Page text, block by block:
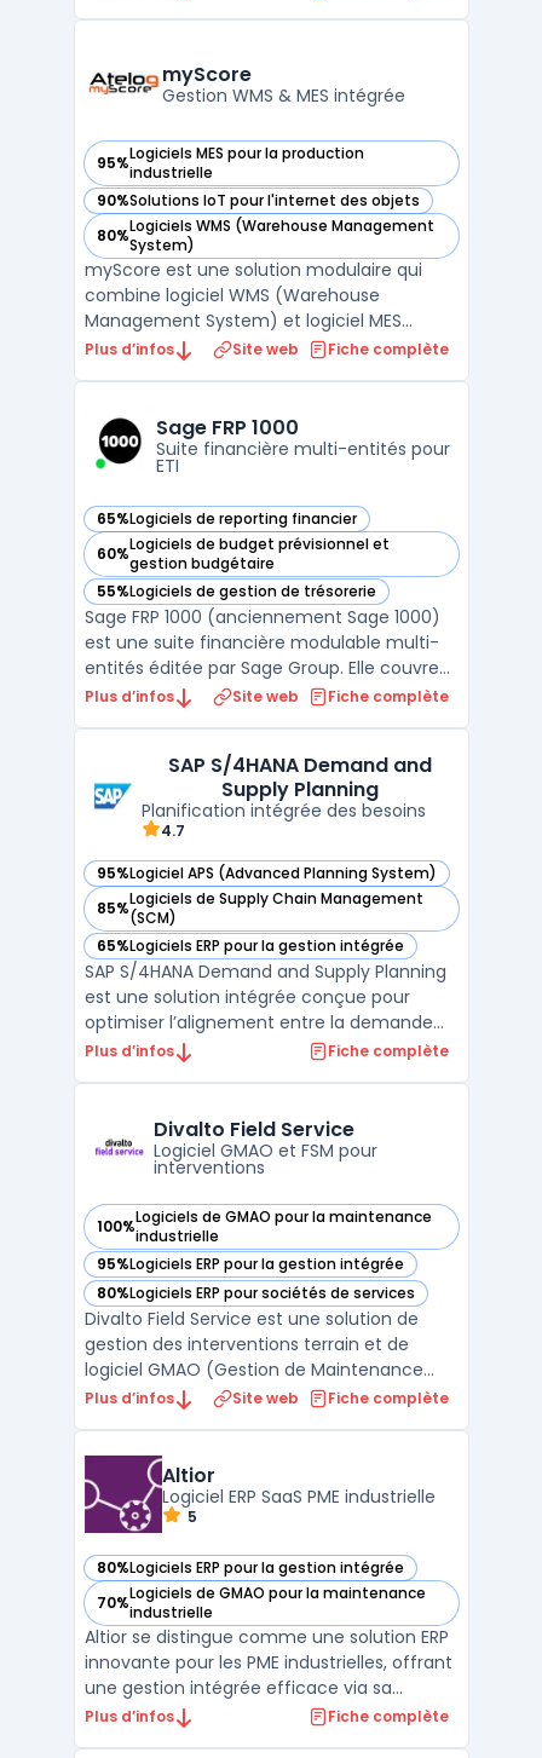
produits. En unifiant les ...
myScore
Gestion WMS & MES intégrée
95%Logiciels MES pour la production
industrielle
— voir myScore dans cette catégorie
90%Solutions IoT pour l'internet des objets
— voir myScore dans cette catégorie
80%Logiciels WMS (Warehouse Management
System)
— voir myScore dans cette catégorie
myScore est une solution modulaire qui
combine logiciel WMS (Warehouse
Management System) et logiciel MES
(Manufacturing Execution System) sur une
(réceptions, stockage, préparation de
commandes, expéditions) et le pilo ...
Plus d’infos Site web Fiche complète
Sage FRP 1000
Suite financière multi-entités pour
ETI
65%Logiciels de reporting financier
— voir Sage FRP 1000 dans cette catégorie
60%Logiciels de budget prévisionnel et
gestion budgétaire
— voir Sage FRP 1000 dans cette catégorie
55%Logiciels de gestion de trésorerie
— voir Sage FRP 1000 dans cette catégorie
Sage FRP 1000 (anciennement Sage 1000)
est une suite financière modulable multi-
entités éditée par Sage Group. Elle couvre
l'ensemble des besoins de la fonction
trésorerie, achats, ventes et pilotage
budgétaire. Le module co ...
Plus d’infos Site web Fiche complète
SAP S/4HANA Demand and
Supply Planning
Planification intégrée des besoins
4.7
95%Logiciel APS (Advanced Planning System)
— voir SAP S/4HANA Demand and Supply Planning dans
85%Logiciels de Supply Chain Management
(SCM)
— voir SAP S/4HANA Demand and Supply Planning dans
65%Logiciels ERP pour la gestion intégrée
— voir SAP S/4HANA Demand and Supply Planning dans
SAP S/4HANA Demand and Supply Planning
est une solution intégrée conçue pour
optimiser l’alignement entre la demande
client et l’approvisionnement. S’appuyant
permet de planifier les besoins de manière
proactive tout en ...
Plus d’infos Fiche complète
Divalto Field Service
Logiciel GMAO et FSM pour
interventions
100%Logiciels de GMAO pour la maintenance
industrielle
— voir Divalto Field Service dans cette catégorie
95%Logiciels ERP pour la gestion intégrée
— voir Divalto Field Service dans cette catégorie
80%Logiciels ERP pour sociétés de services
— voir Divalto Field Service dans cette catégorie
Divalto Field Service est une solution de
gestion des interventions terrain et de
logiciel GMAO (Gestion de Maintenance
Assistée par Ordinateur) éditée par Divalto,
d'installation et de SAV qui coordonnent des
technici ...
Plus d’infos Site web Fiche complète
Altior
Logiciel ERP SaaS PME industrielle
5
80%Logiciels ERP pour la gestion intégrée
— voir Altior dans cette catégorie
70%Logiciels de GMAO pour la maintenance
industrielle
— voir Altior dans cette catégorie
Altior se distingue comme une solution ERP
innovante pour les PME industrielles, offrant
une gestion intégrée efficace via sa
plateforme SaaS hébergée dans le cloud.
Plus d’infos Fiche complète